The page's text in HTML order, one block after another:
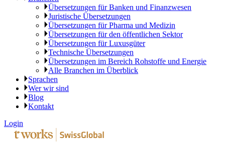
Übersetzungen für Banken und Finanzwesen
Juristische Übersetzungen
Übersetzungen für Pharma und Medizin
Übersetzungen für den öffentlichen Sektor
Übersetzungen für Luxusgüter
Technische Übersetzungen
Übersetzungen im Bereich Rohstoffe und Energie
Alle Branchen im Überblick
Sprachen
Wer wir sind
Blog
Kontakt
Login